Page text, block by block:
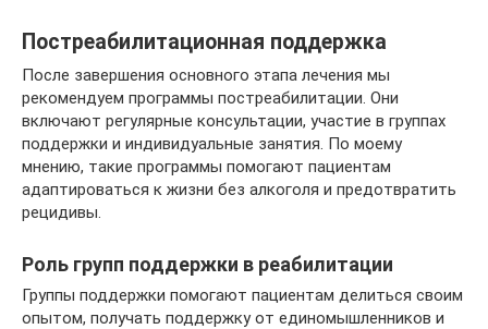
Постреабилитационная поддержка
После завершения основного этапа лечения мы
рекомендуем программы постреабилитации. Они
включают регулярные консультации, участие в группах
поддержки и индивидуальные занятия. По моему
мнению, такие программы помогают пациентам
адаптироваться к жизни без алкоголя и предотвратить
рецидивы.
Роль групп поддержки в реабилитации
Группы поддержки помогают пациентам делиться своим
опытом, получать поддержку от единомышленников и